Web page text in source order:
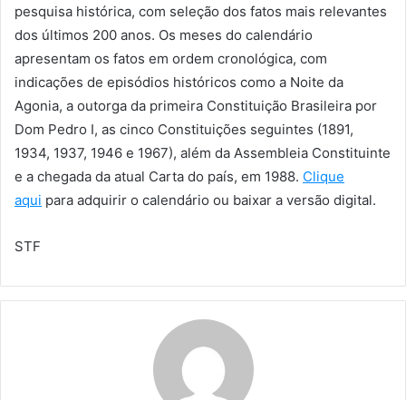
pesquisa histórica, com seleção dos fatos mais relevantes
dos últimos 200 anos. Os meses do calendário
apresentam os fatos em ordem cronológica, com
indicações de episódios históricos como a Noite da
Agonia, a outorga da primeira Constituição Brasileira por
Dom Pedro I, as cinco Constituições seguintes (1891,
1934, 1937, 1946 e 1967), além da Assembleia Constituinte
e a chegada da atual Carta do país, em 1988. Clique
aqui para adquirir o calendário ou baixar a versão digital.
STF